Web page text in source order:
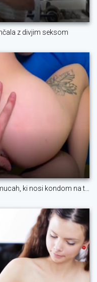
z divjim seksom
Vroča blondinka se zajebava v tesnih mucah, ki nosi kondom na tičevega tiča